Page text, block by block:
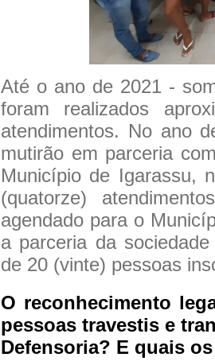
Até o ano de 2021 -
foram realizados
atendimentos. No ano
mutirão em parceria
Município de Igarassu,
(quatorze)
agendado para o
a parceria da
de 20 (vinte) pessoas
O reconhecimento
pessoas travestis e
Defensoria? E quais